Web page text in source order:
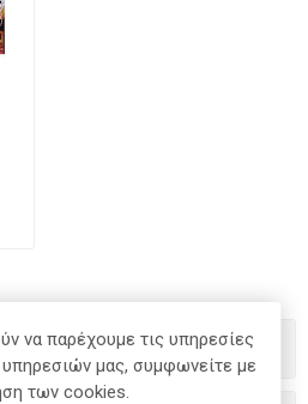
να παρέχουμε τις υπηρεσίες
μας, συμφωνείτε με
των cookies.